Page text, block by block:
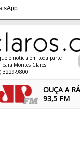
é notícia em toda parte
para Montes Claros
3229-9800
OUÇA A
93,5 FM